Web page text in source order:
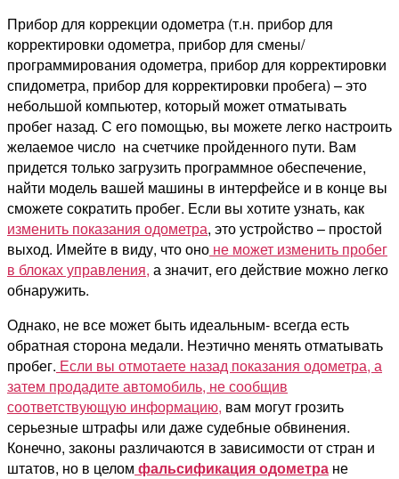
Прибор для коррекции одометра (т.н. прибор для
корректировки одометра, прибор для смены/
программирования одометра, прибор для корректировки
спидометра, прибор для корректировки пробега) – это
небольшой компьютер, который может отматывать
пробег назад. С его помощью, вы можете легко настроить
желаемое число на счетчике пройденного пути. Вам
придется только загрузить программное обеспечение,
найти модель вашей машины в интерфейсе и в конце вы
сможете сократить пробег. Если вы хотите узнать, как
изменить показания одометра, это устройство – простой
выход. Имейте в виду, что оно не может изменить пробег
в блоках управления, а значит, его действие можно легко
обнаружить.
Однако, не все может быть идеальным- всегда есть
обратная сторона медали. Неэтично менять отматывать
пробег. Если вы отмотаете назад показания одометра, а
затем продадите автомобиль, не сообщив
соответствующую информацию, вам могут грозить
серьезные штрафы или даже судебные обвинения.
Конечно, законы различаются в зависимости от стран и
штатов, но в целом фальсификация одометра не